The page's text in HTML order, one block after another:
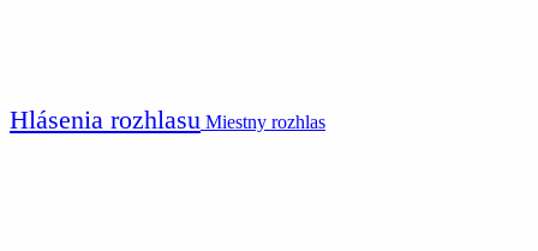
Hlásenia rozhlasu Miestny rozhlas